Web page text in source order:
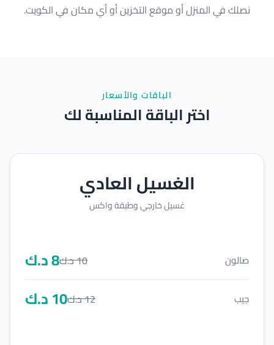
نصلك في المنزل أو موقع التخزين أو أي مكان في الكويت.
الباقات والأسعار
اختر الباقة المناسبة لك
الغسيل العادي
غسيل خارجي وطبقة واكس
صالون 10د.ك8د.ك
جيب 12د.ك10د.ك